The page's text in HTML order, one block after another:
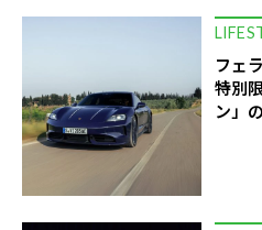
フェ
特別
ン」